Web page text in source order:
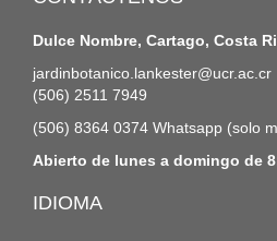
Dulce Nombre, Cartago, Costa
jardinbotanico.lankester@ucr.ac.cr
(506) 2511 7949
(506) 8364 0374 Whatsapp (solo
Abierto de lunes a domingo de
IDIOMA